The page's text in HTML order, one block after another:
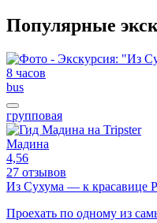
Популярные
8 часов
bus
групповая
Мадина
4,56
27 отзывов
Из Сухума — к красавице
Проехать по одному из